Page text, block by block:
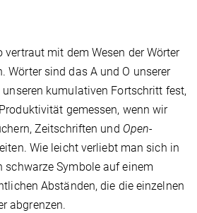
vertraut mit dem Wesen der Wörter
Wörter sind das A und O unserer
kumulativen Fortschritt fest,
gemessen, wenn wir
Zeitschriften und Open-
Wie leicht verliebt man sich in
schwarze Symbole auf einem
Abständen, die die einzelnen
abgrenzen.